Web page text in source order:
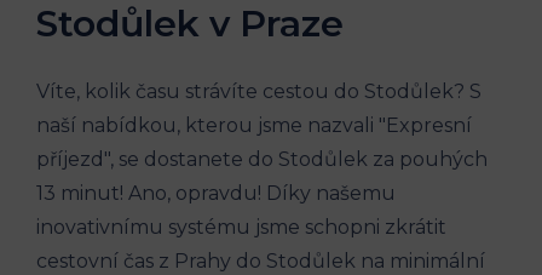
Stodůlek v Praze
Víte, kolik času⁤ strávíte‍ cestou‌ do Stodůlek? S
naší nabídkou, kterou jsme⁣ nazvali "Expresní
příjezd", se⁣ dostanete do‍ Stodůlek ​za pouhých
⁣13 minut! Ano, opravdu! Díky našemu
inovativnímu ​systému jsme ⁤schopni zkrátit
cestovní čas ‌z‌ Prahy do Stodůlek ‍na minimální‌